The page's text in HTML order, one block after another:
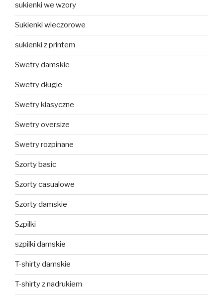
sukienki we wzory
Sukienki wieczorowe
sukienki z printem
Swetry damskie
Swetry długie
Swetry klasyczne
Swetry oversize
Swetry rozpinane
Szorty basic
Szorty casualowe
Szorty damskie
Szpilki
szpilki damskie
T-shirty damskie
T-shirty z nadrukiem